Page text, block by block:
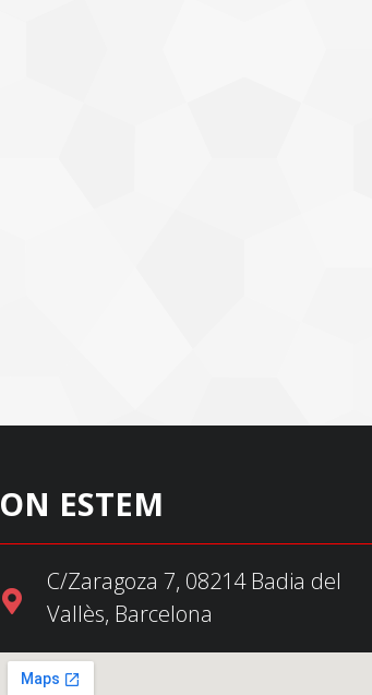
ON ESTEM
C/Zaragoza 7, 08214 Badia del
Vallès, Barcelona